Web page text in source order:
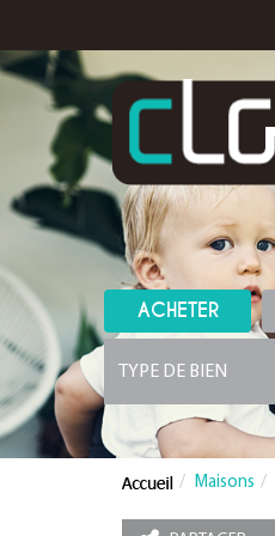
ACHETER
TYPE DE BIEN
Maisons